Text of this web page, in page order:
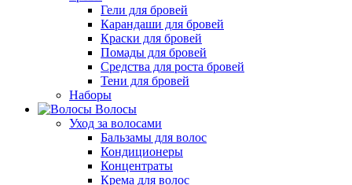
Гели для бровей
Карандаши для бровей
Краски для бровей
Помады для бровей
Средства для роста бровей
Тени для бровей
Наборы
Волосы
Уход за волосами
Бальзамы для волос
Кондиционеры
Концентраты
Крема для волос